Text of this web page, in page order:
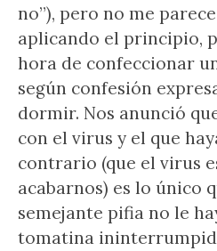
no”), pero no me
aplicando el principio,
hora de confeccionar
según confesión
dormir. Nos anunció
con el virus y el que
contrario (que el virus
acabarnos) es lo único
semejante pifia no le
tomatina